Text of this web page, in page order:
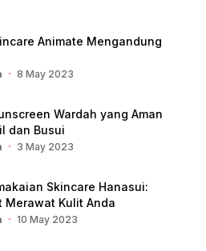
Animate Mengandung
8 May 2023
Wardah yang Aman
dan Busui
3 May 2023
Skincare Hanasui:
Merawat Kulit Anda
10 May 2023